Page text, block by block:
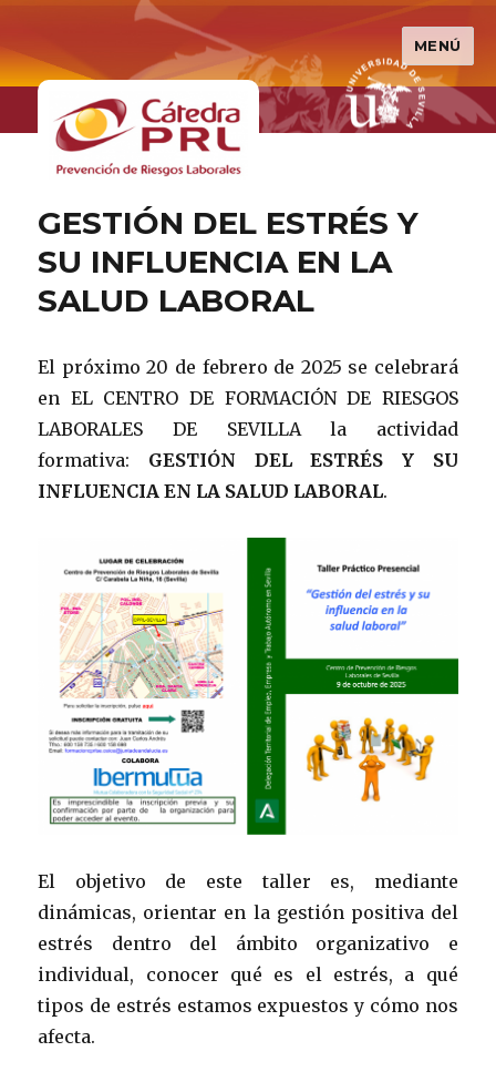
Cátedra PRL
MENÚ
GESTIÓN DEL ESTRÉS Y
SU INFLUENCIA EN LA
SALUD LABORAL
El próximo 20 de febrero de 2025 se celebrará
en EL CENTRO DE FORMACIÓN DE RIESGOS
LABORALES DE SEVILLA la actividad
formativa: GESTIÓN DEL ESTRÉS Y SU
INFLUENCIA EN LA SALUD LABORAL.
El objetivo de este taller es, mediante
dinámicas, orientar en la gestión positiva del
estrés dentro del ámbito organizativo e
individual, conocer qué es el estrés, a qué
tipos de estrés estamos expuestos y cómo nos
afecta.